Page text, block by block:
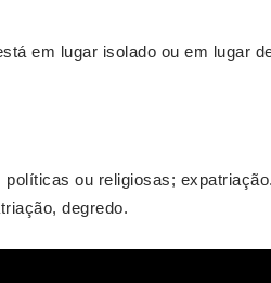
em lugar isolado ou em lugar
ou religiosas;
degredo.